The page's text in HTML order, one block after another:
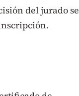
del jurado se